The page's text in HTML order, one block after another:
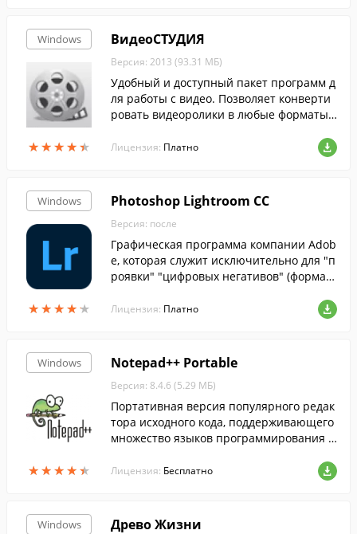
Windows
★★★★★
★★★★★
ВидеоСТУДИЯ
Версия: 2013 (93.31 МБ)
Удобный и доступный пакет программ д
ля работы с видео. Позволяет конверти
ровать видеоролики в любые форматы,
иски и пр.
Лицензия: Платно
Windows
★★★★★
★★★★★
Photoshop Lightroom CC
Версия: после
Графическая программа компании Adob
e, которая служит исключительно для "п
роявки" "цифровых негативов" (формат
отоснимков и организации их каталога.
Лицензия: Платно
Windows
★★★★★
★★★★★
Notepad++ Portable
Версия: 8.4.6 (5.29 МБ)
Портативная версия популярного редак
тора исходного кода, поддерживающего
множество языков программирования и
Лицензия: Бесплатно
Windows Древо Жизни